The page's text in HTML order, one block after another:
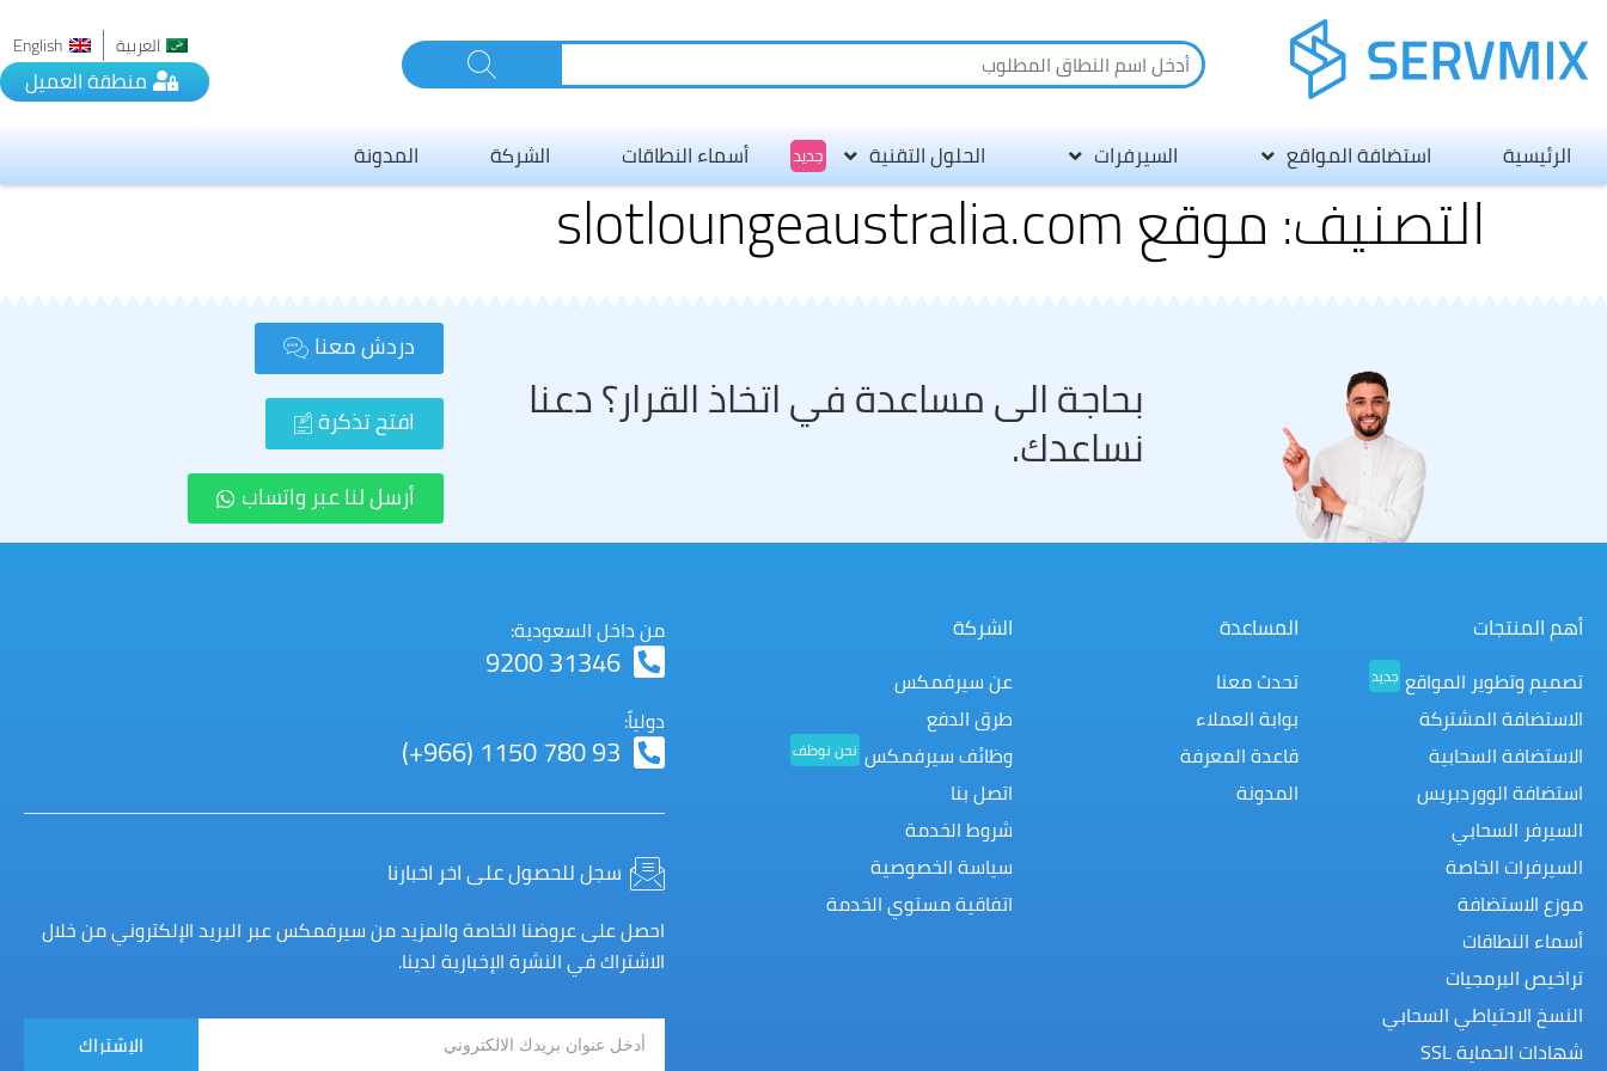
العربية English
منطقة العميل
الرئيسية
استضافة المواقع السيرفرات الحلول التقنية جديد أسماء النطاقات الشركة
الاتصال بـ سيرفمكس
سياسة الخصوصية
اتفاقية مستوي الخدمة
المدونة
التصنيف:موقع slotloungeaustralia.com
بحاجة الى مساعدة في اتخاذ القرار؟ دعنا
نساعدك.
دردش معنا
افتح تذكرة
أرسل لنا عبر واتساب
أهم المنتجات
تصميم وتطوير المواقع جديد
الاستضافة المشتركة
الاستضافة السحابية
استضافة الووردبريس
السيرفر السحابي
السيرفرات الخاصة
موزع الاستضافة
أسماء النطاقات
تراخيص البرمجيات
النسخ الاحتياطي السحابي
شهادات الحماية SSL
المساعدة
تحدث معنا
بوابة العملاء
قاعدة المعرفة
المدونة
الشركة
عن سيرفمكس
طرق الدفع
وظائف سيرفمكس نحن نوظف
اتصل بنا
شروط الخدمة
سياسة الخصوصية
اتفاقية مستوي الخدمة
من داخل السعودية:
9200 31346
دولياً:
(+966) 1150 780 93
سجل للحصول على اخر اخبارنا
احصل على عروضنا الخاصة والمزيد من سيرفمكس عبر البريد الإلكتروني من خلال
الاشتراك في النشرة الإخبارية لدينا.
الإشتراك